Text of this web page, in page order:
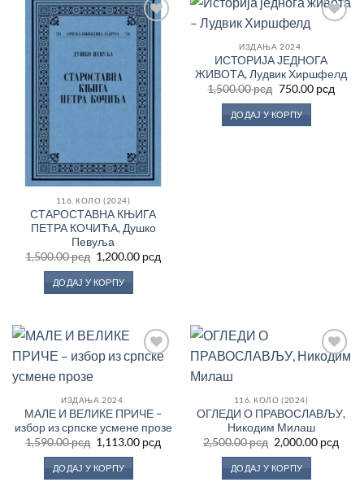
Додај
Листу
жеља
116. КОЛО (2024)
СТАРОСТАВНА КЊИГА
ПЕТРА КОЧИЋА, Душко
Певуља
1,500.00рсд Оригинална
цена
је
била:
1,500.00 рсд.
1,200.00 рсд
цена
ДОДАЈ У КОРПУ
Листу
жеља
ИЗДАЊА 2024.
ИСТОРИЈА ЈЕДНОГА
ЖИВОТА, Лудвик Хиршфелд
1,500.00рсд Оригинална
је
била:
1,500.00 рсд.
750.00 рсд
цена
ДОДАЈ У КОРПУ
ИЗДАЊА 2024.
МАЛЕ И ВЕЛИКЕ ПРИЧЕ –
избор из српске усмене прозе
1,590.00рсд Оригинална
цена
је
била:
1,590.00 рсд.
1,113.00 рсд Тренутна
цена
ДОДАЈ У КОРПУ
Додај
116. КОЛО (2024)
ОГЛЕДИ О ПРАВОСЛАВЉУ,
Никодим Милаш
2,500.00рсд Оригинална
цена
је
била:
2,500.00 рсд.
2,000.00 рсд
цена
ДОДАЈ У КОРПУ